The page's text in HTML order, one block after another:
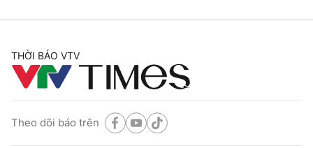
THỜI BÁO VTV
Theo dõi báo trên